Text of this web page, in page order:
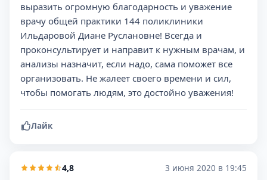
выразить огромную благодарность и уважение
врачу общей практики 144 поликлиники
Ильдаровой Диане Руслановне! Всегда и
проконсультирует и направит к нужным врачам, и
анализы назначит, если надо, сама поможет все
организовать. Не жалеет своего времени и сил,
чтобы помогать людям, это достойно уважения!
Лайк
4,8 3 июня 2020 в 19:45